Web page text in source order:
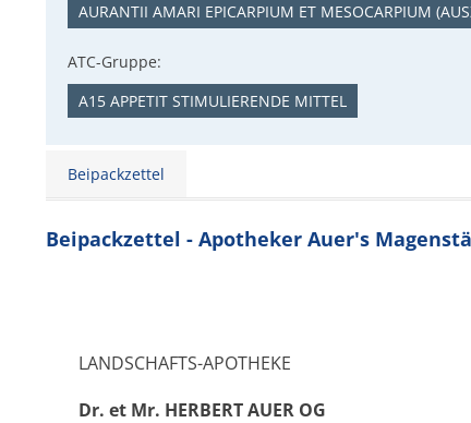
AURANTII AMARI EPICARPIUM ET MESOCARPIUM
ATC-Gruppe:
A15 APPETIT STIMULIERENDE MITTEL
Beipackzettel
Beipackzettel - Apotheker Auer's
LANDSCHAFTS-APOTHEKE
Dr. et Mr. HERBERT AUER OG